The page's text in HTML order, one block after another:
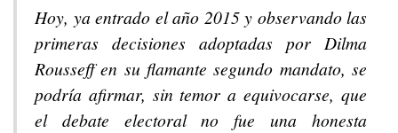
Hoy, ya entrado el año 2015 y observando las
primeras decisiones adoptadas por Dilma
Rousseff en su flamante segundo mandato, se
podría afirmar, sin temor a equivocarse, que
el debate electoral no fue una honesta